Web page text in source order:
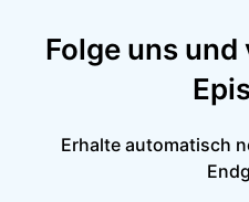
Folge uns
Erhalte automatisch